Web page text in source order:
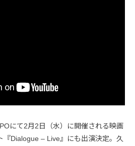
にて2月2日（水）に開催される映画
『Dialogue – Live』にも出演決定。久